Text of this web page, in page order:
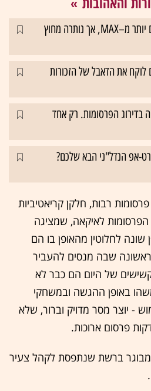
פליי קארד השקיעה בפרסום יותר מ–MAX, אך נותרה מחוץ
את הדאבל של הזכורות
בדירוג הפרסומות. רק אחד
אפ הנדל"ני הבא שלכם?
רבות, חלקן קריאטיביות
לאיקאה, שמציגה
לחלוטין מהאופן בו הם
שבה מנסים להעביר
של היום הם כבר לא
באופן ההגשה ובמשחקי
- יוצר מסר מדויק וברור, שלא
פרסום ארוכות.
ברשת שנתפסת לקהל צעיר